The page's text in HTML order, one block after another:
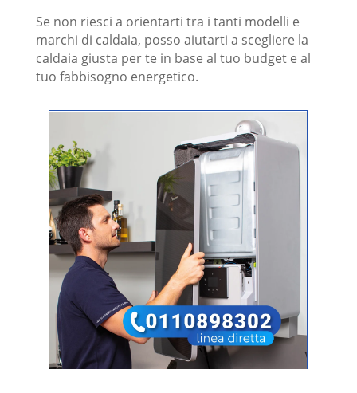
Se non riesci a orientarti tra i tanti modelli e
marchi di caldaia, posso aiutarti a scegliere la
caldaia giusta per te in base al tuo budget e al
tuo fabbisogno energetico.